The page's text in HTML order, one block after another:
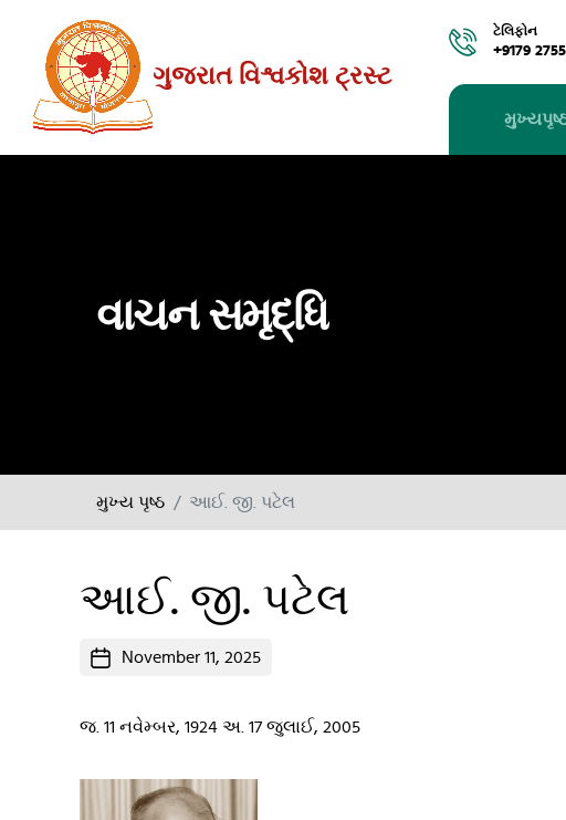
content
ગુજરાત વિશ્વકોશ ટ્રસ્ટ
ટેલિફોન
+9179
વાચન સમૃદ્ધિ
મુખ્ય પૃષ્ઠ આઈ. જી. પટેલ
આઈ. જી. પટેલ
PostNovember 11, 2025
જ. 11 નવેમ્બર, 1924 અ. 17 જુલાઈ, 2005